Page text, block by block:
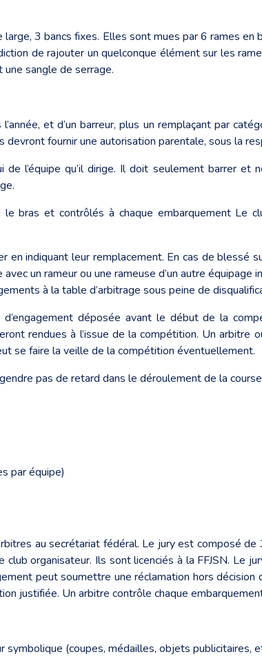
3 bancs fixes. Elles sont mues par 6 rames
de rajouter un quelconque élément sur les
sangle de serrage.
et d’un barreur, plus un remplaçant par
devront fournir une autorisation parentale, sous la
l’équipe qu’il dirige. Il doit seulement barrer et
bras et contrôlés à chaque embarquement Le
en indiquant leur remplacement. En cas de blessé
un rameur ou une rameuse d’un autre
à la table d’arbitrage sous peine de
déposée avant le début de la
rendues à l’issue de la compétition. Un arbitre
se faire la veille de la compétition éventuellement.
pas de retard dans le déroulement de la
par équipe)
au secrétariat fédéral. Le jury est composé
organisateur. Ils sont licenciés à la FFJSN. Le
peut soumettre une réclamation hors
justifiée. Un arbitre contrôle chaque
symbolique (coupes, médailles, objets publicitaires,